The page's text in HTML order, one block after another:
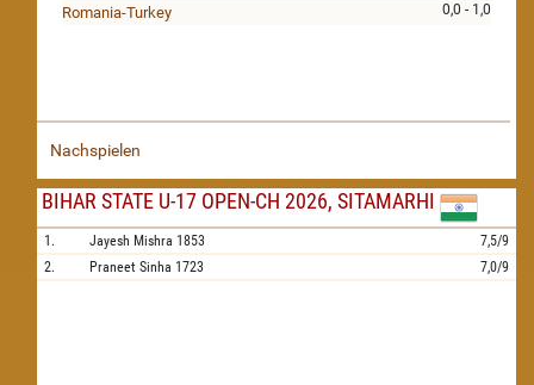
0,0 - 1,0
Romania-Turkey
Nachspielen
BIHAR STATE U-17 OPEN-CH 2026, SITAMARHI
1. Jayesh Mishra 1853
7,5/9
2.
Praneet Sinha 1723 7,0/9